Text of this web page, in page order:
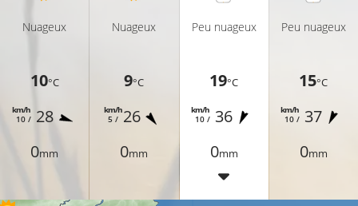
Nuageux
10°C
10 /
km/h 28
0mm
Nuageux
9°C
5 /
km/h26
0mm
Peu nuageux
19°C
10 /
km/h 36
0mm
Peu nuageux
15°C
10 /
km/h 37
0mm